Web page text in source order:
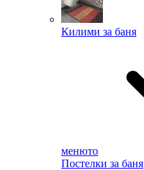
Килими за баня
менюто
Постелки за баня